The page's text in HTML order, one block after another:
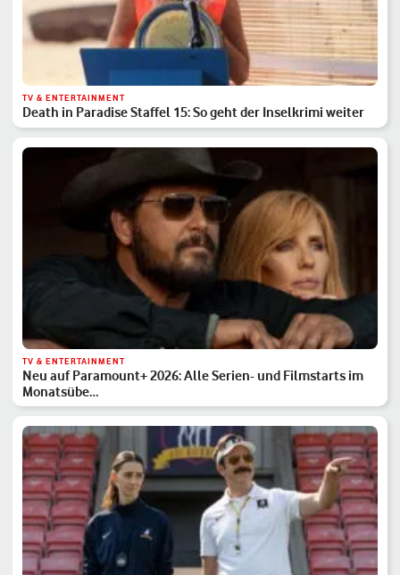
TV & ENTERTAINMENT
Death in Paradise Staffel 15: So geht der Inselkrimi weiter
TV & ENTERTAINMENT
Neu auf Paramount+ 2026: Alle Serien- und Filmstarts im
Monatsübe…